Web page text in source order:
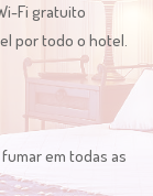
Fi gratuito
por todo o hotel.
em todas as